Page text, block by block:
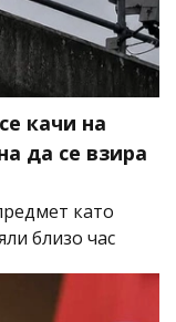
качи на
да се взира
като
близо час